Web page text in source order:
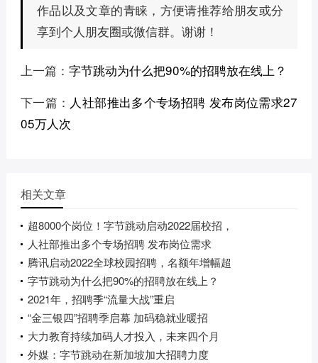
作品以及文章的青睐，方便请推荐给朋友或分
享到个人朋友圈或微信群。谢谢！
上一篇： 字节跳动为什么把90%的招聘放在线上？
下一篇： 人社部推出多个专场招聘 发布岗位需求27
05万人次
相关文章
超8000个岗位！字节跳动启动2022届校招，
人社部推出多个专场招聘 发布岗位需求
腾讯启动2022全球校园招聘，名额年增幅超
字节跳动为什么把90%的招聘放在线上？
2021年，招聘季“流量大战”重启
“金三银四”招聘季启幕 加码稳就业暖招
大力教育持续加码人才投入，未来四个月
外媒：字节跳动在新加坡加大招聘力度